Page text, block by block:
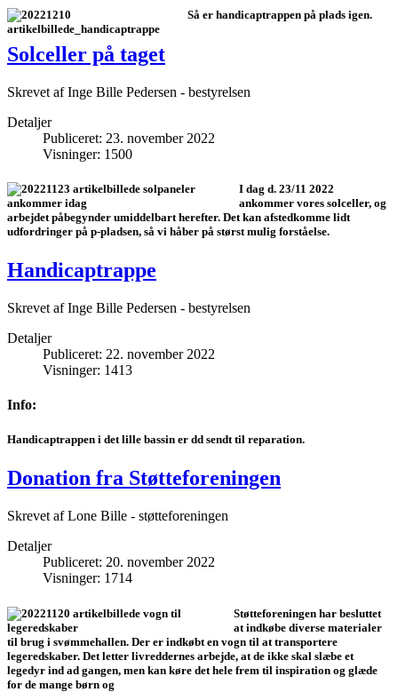
Så er handicaptrappen på plads igen.
Solceller på taget
Skrevet afInge Bille Pedersen - bestyrelsen
Detaljer
Publiceret: 23. november 2022
Visninger: 1500
I dag d. 23/11 2022
ankommer vores solceller, og
arbejdet påbegynder umiddelbart herefter. Det kan afstedkomme lidt
udfordringer på p-pladsen, så vi håber på størst mulig forståelse.
Handicaptrappe
Skrevet afInge Bille Pedersen - bestyrelsen
Detaljer
Publiceret: 22. november 2022
Visninger: 1413
Info:
Handicaptrappen i det lille bassin er dd sendt til reparation.
Donation fra Støtteforeningen
Skrevet afLone Bille - støtteforeningen
Detaljer
Publiceret: 20. november 2022
Visninger: 1714
Støtteforeningen har besluttet
at indkøbe diverse materialer
til brug i svømmehallen. Der er indkøbt en vogn til at transportere
legeredskaber. Det letter livreddernes arbejde, at de ikke skal slæbe et
legedyr ind ad gangen, men kan køre det hele frem til inspiration og glæde
for de mange børn og